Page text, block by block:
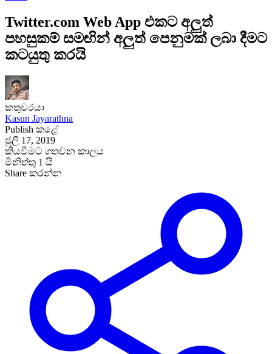
Twitter.com Web App එකට අලුත්
පහසුකම් සමඟින් අලුත් පෙනුමක් ලබා දීමට
කටයුතු කරයි
කතුවරයා
Kasun Jayarathna
Publish කළේ
ජූලි 17, 2019
කියවීමට ගතවන කාලය
මිනිත්තු 1 යි
Share කරන්න